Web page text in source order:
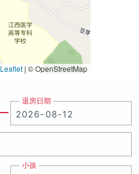
Leaflet | © OpenStreetMap
退房日期
小孩